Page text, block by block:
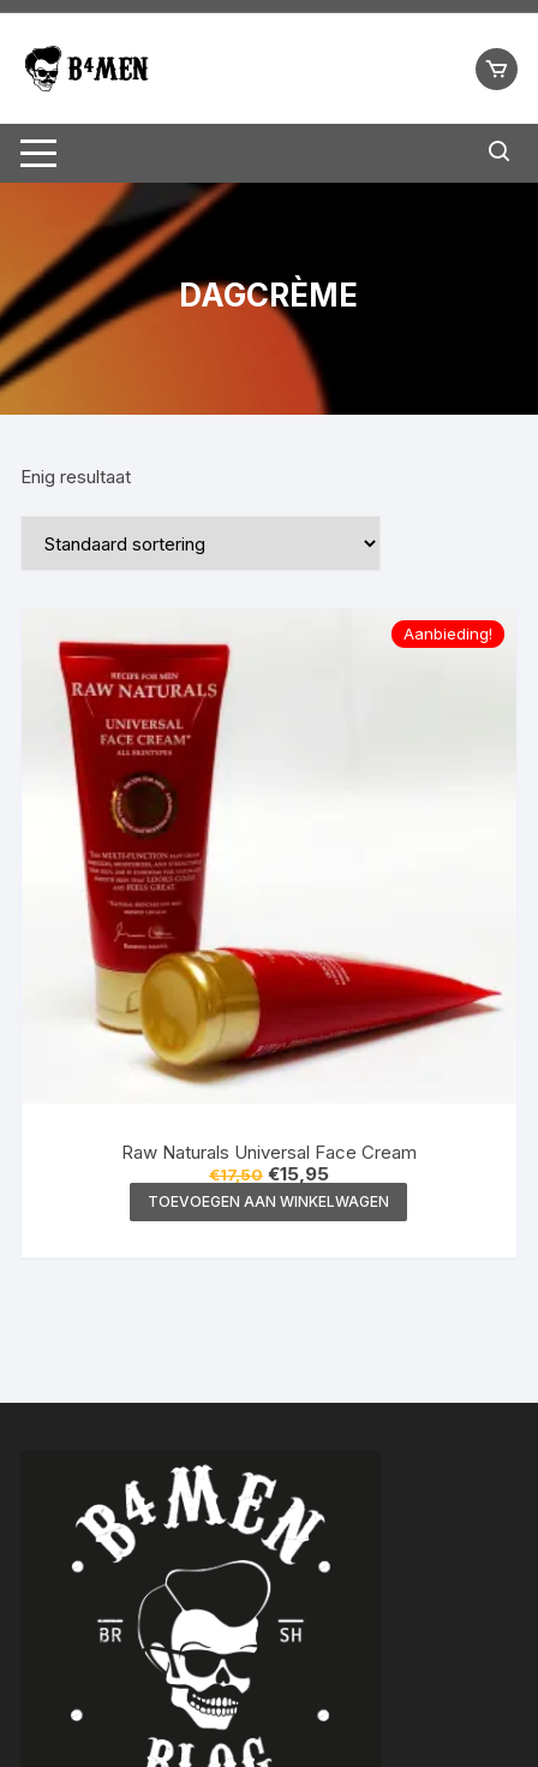
Ga
inhoud
DAGCRÈME
Enig resultaat
Aanbieding!
Raw Naturals Universal Face Cream
€17,50 Oorspronkelijke
prijs
was:
€17,50.
€15,95Huidige
prijs
is:
€15,95.
TOEVOEGEN AAN WINKELWAGEN